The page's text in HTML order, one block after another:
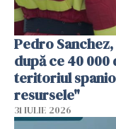
Pedro
după ce 40
teritoriul
resursele"
31 IULIE 2026